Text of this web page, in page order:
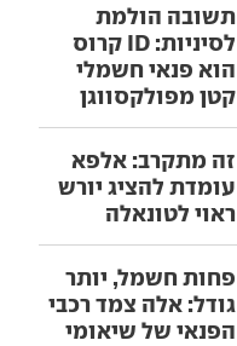
תשובה הולמת
לסיניות: ID קרוס
הוא פנאי חשמלי
קטן מפולקסווגן
זה מתקרב: אלפא
עומדת להציג יורש
ראוי לטונאלה
פחות חשמל, יותר
גודל: אלה צמד רכבי
הפנאי של שיאומי